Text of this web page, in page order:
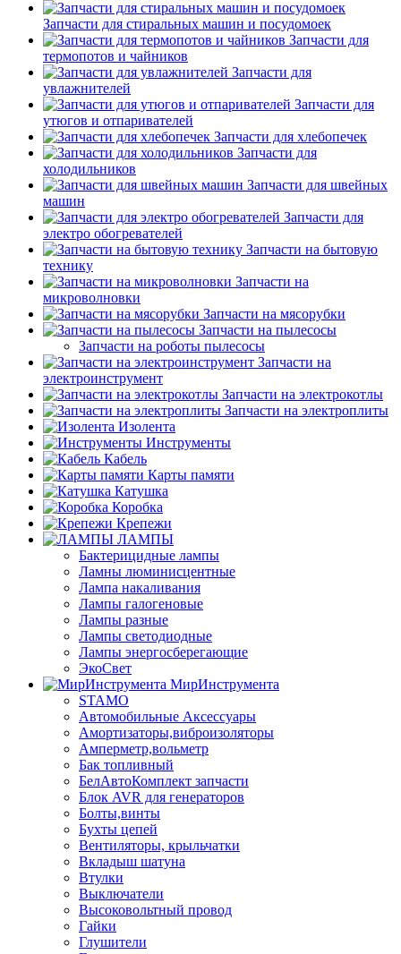
Запчасти для стиральных машин и посудомоек
Запчасти для
термопотов и чайников
Запчасти для
увлажнителей
Запчасти для
утюгов и отпаривателей
Запчасти для хлебопечек
Запчасти для
холодильников
Запчасти для швейных
машин
Запчасти для
электро обогревателей
Запчасти на бытовую
технику
Запчасти на
микроволновки
Запчасти на мясорубки
Запчасти на пылесосы
Запчасти на роботы пылесосы
Запчасти на
электроинструмент
Запчасти на электрокотлы
Запчасти на электроплиты
Изолента
Инструменты
Кабель
Карты памяти
Катушка
Коробка
Крепежи
ЛАМПЫ
Бактерицидные лампы
Ламны люминисцентные
Лампа накаливания
Лампы галогеновые
Лампы разные
Лампы светодиодные
Лампы энергосберегающие
ЭкоСвет
МирИнструмента
STAMO
Автомобильные Аксессуары
Амортизаторы,виброизоляторы
Амперметр,вольметр
Бак топливный
БелАвтоКомплект запчасти
Блок AVR для генераторов
Болты,винты
Бухты цепей
Вентиляторы, крыльчатки
Вкладыш шатуна
Втулки
Выключатели
Высоковольтный провод
Гайки
Глушители